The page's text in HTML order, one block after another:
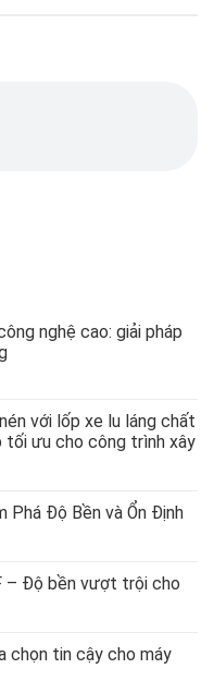
nghệ cao: giải pháp
với lốp xe lu láng chất
tối ưu cho công trình xây
Phá Độ Bền và Ổn Định
– Độ bền vượt trội cho
chọn tin cậy cho máy